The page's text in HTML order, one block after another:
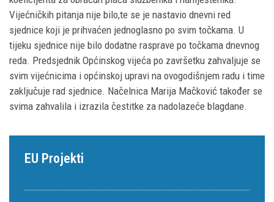
Vijećničkih pitanja nije bilo,te se je nastavio dnevni red
sjednice koji je prihvaćen jednoglasno po svim točkama. U
tijeku sjednice nije bilo dodatne rasprave po točkama dnevnog
reda. Predsjednik Općinskog vijeća po završetku zahvaljuje se
svim vijećnicima i općinskoj upravi na ovogodišnjem radu i time
zaključuje rad sjednice. Načelnica Marija Mačković također se
svima zahvalila i izrazila čestitke za nadolazeće blagdane.
EU Projekti